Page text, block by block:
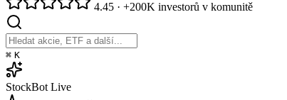
4.45 · +200K investorů v komunitě
⌘ K
StockBot Live